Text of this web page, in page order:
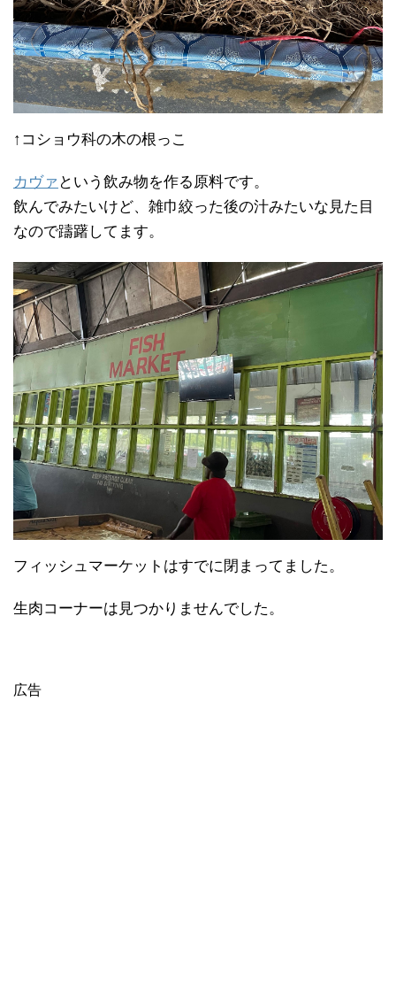
↑コショウ科の木の根っこ
カヴァ という飲み物を作る原料です。
飲んでみたいけど、雑巾絞った後の汁みたいな見た目
なので躊躇してます。
フィッシュマーケットはすでに閉まってました。
生肉コーナーは見つかりませんでした。
広告